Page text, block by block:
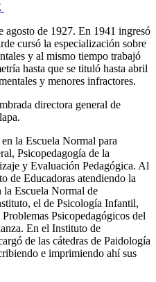
agosto de 1927. En 1941 ingresó
cursó la especialización sobre
y al mismo tiempo trabajó
hasta que se tituló hasta abril
y menores infractores.
directora general de
la Escuela Normal para
Psicopedagogía de la
y Evaluación Pedagógica. Al
de Educadoras atendiendo la
Escuela Normal de
el de Psicología Infantil,
Psicopedagógicos del
En el Instituto de
de las cátedras de Paidología
e imprimiendo ahí sus